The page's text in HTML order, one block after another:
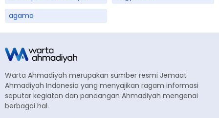
agama
Warta Ahmadiyah merupakan sumber resmi Jemaat
Ahmadiyah Indonesia yang menyajikan ragam informasi
seputar kegiatan dan pandangan Ahmadiyah mengenai
berbagai hal.